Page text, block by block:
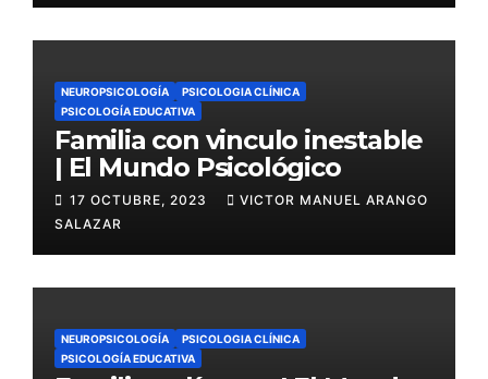
NEUROPSICOLOGÍA
PSICOLOGIA CLÍNICA
PSICOLOGÍA EDUCATIVA
Familia con vinculo inestable
| El Mundo Psicológico
17 OCTUBRE, 2023
VICTOR MANUEL ARANGO
SALAZAR
NEUROPSICOLOGÍA
PSICOLOGIA CLÍNICA
PSICOLOGÍA EDUCATIVA